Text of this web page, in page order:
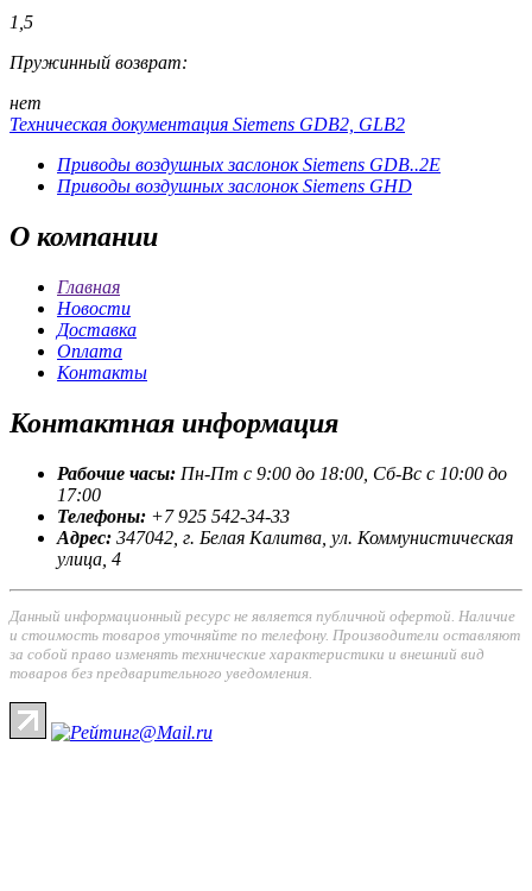
1,5
Пружинный возврат:
нет
Техническая документация Siemens GDB2, GLB2
Приводы воздушных заслонок Siemens GDB..2E
Приводы воздушных заслонок Siemens GHD
О компании
Главная
Новости
Доставка
Оплата
Контакты
Контактная информация
Рабочие часы: Пн-Пт с 9:00 до 18:00, Сб-Вс с 10:00 до
17:00
Телефоны: +7 925 542-34-33
Адрес: 347042, г. Белая Калитва, ул. Коммунистическая
улица, 4
Данный информационный ресурс не является публичной офертой. Наличие
и стоимость товаров уточняйте по телефону. Производители оставляют
за собой право изменять технические характеристики и внешний вид
товаров без предварительного уведомления.